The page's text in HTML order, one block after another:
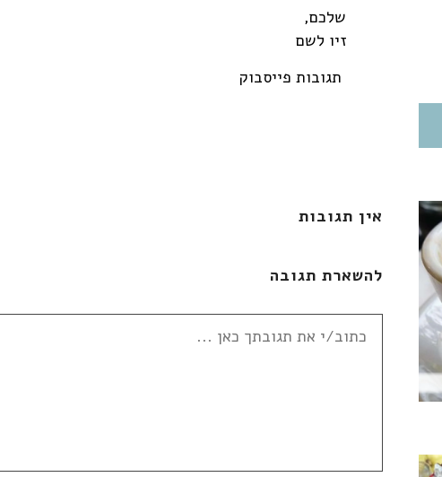
שלכם,
זיו לשם
תגובות פייסבוק
אין תגובות
להשארת תגובה